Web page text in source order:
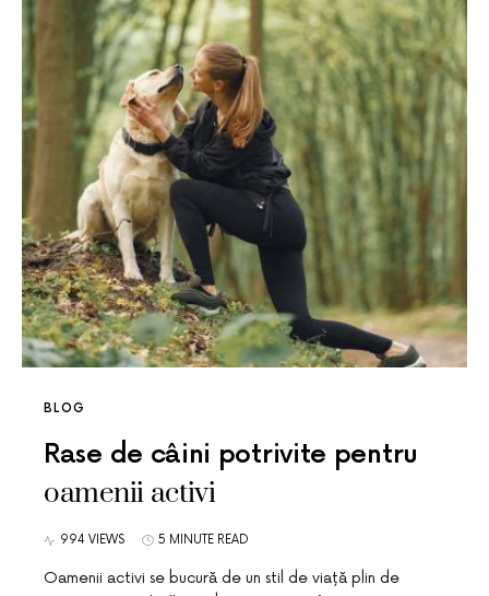
BLOG
Rase de câini potrivite pentru
oamenii activi
994 VIEWS 5 MINUTE READ
Oamenii activi se bucură de un stil de viață plin de